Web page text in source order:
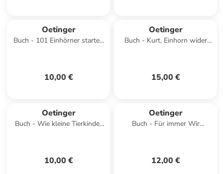
Oetinger
Buch - 101 Einhörner starten
10,00 €
Oetinger
Buch - Kurt, Einhorn wider
15,00 €
Oetinger
Buch - Wie kleine Tierkinder
10,00 €
Oetinger
Buch - Für immer Wir
12,00 €